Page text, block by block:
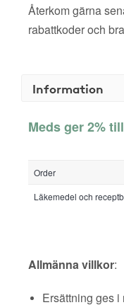
Återkom gärna
rabattkoder och
Information
Meds ger 2%
Order
Läkemedel och
Allmänna villkor:
Ersättning ges